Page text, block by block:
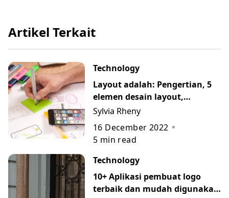
Artikel Terkait
Technology
Layout adalah: Pengertian, 5
elemen desain layout,
manfaat, dan prinsip
Sylvia Rheny
16 December 2022
5 min read
Technology
10+ Aplikasi pembuat logo
terbaik dan mudah digunakan